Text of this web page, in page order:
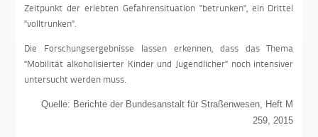
Zeitpunkt der erlebten Gefahrensituation "betrunken", ein Drittel
"volltrunken".
Die Forschungsergebnisse lassen erkennen, dass das Thema
"Mobilität alkoholisierter Kinder und Jugendlicher" noch intensiver
untersucht werden muss.
Quelle: Berichte der Bundesanstalt für Straßenwesen, Heft M
259, 2015